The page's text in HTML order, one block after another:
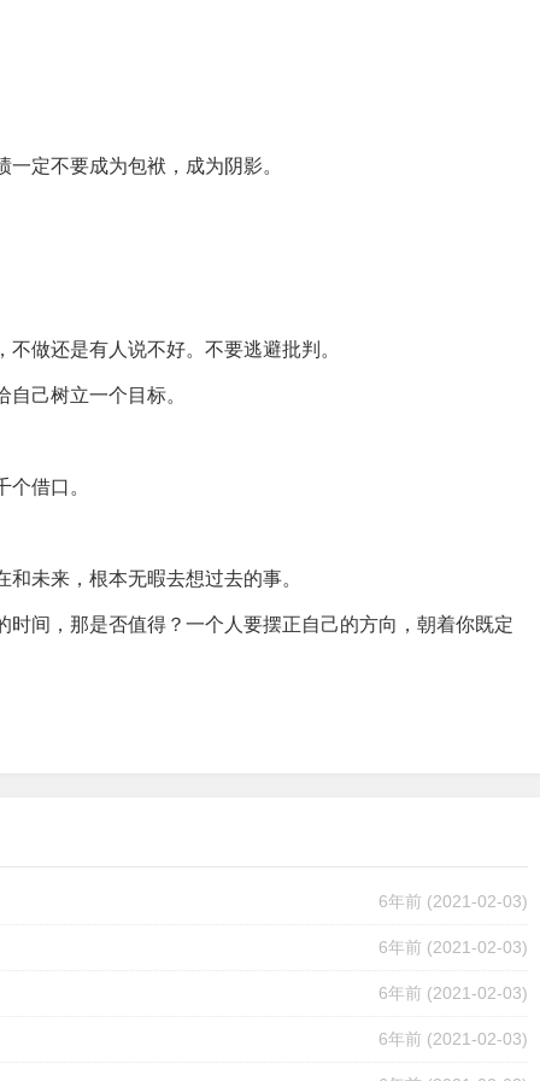
定不要成为包袱，成为阴影。
做还是有人说不好。不要逃避批判。
己树立一个目标。
借口。
未来，根本无暇去想过去的事。
间，那是否值得？一个人要摆正自己的方向，朝着你既定
6年前 (2021-02-03)
6年前 (2021-02-03)
6年前 (2021-02-03)
6年前 (2021-02-03)